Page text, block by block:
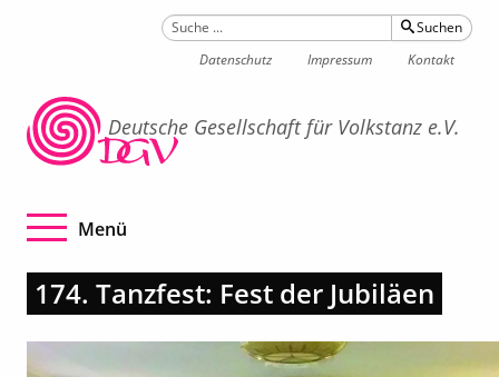
Suchen
Datenschutz
Impressum Kontakt
Deutsche Gesellschaft für Volkstanz e.V.
Navigation betätigen
Menü
174. Tanzfest: Fest der Jubiläen